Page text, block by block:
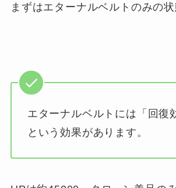
まずはエターナルベルトのみの状
エターナルベルトには「回復
という効果があります。